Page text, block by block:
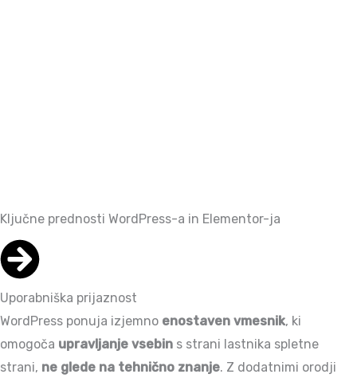
Ključne prednosti WordPress-a in Elementor-ja
Uporabniška prijaznost
WordPress ponuja izjemno enostaven vmesnik, ki
omogoča upravljanje vsebin s strani lastnika spletne
strani, ne glede na tehnično znanje. Z dodatnimi orodji